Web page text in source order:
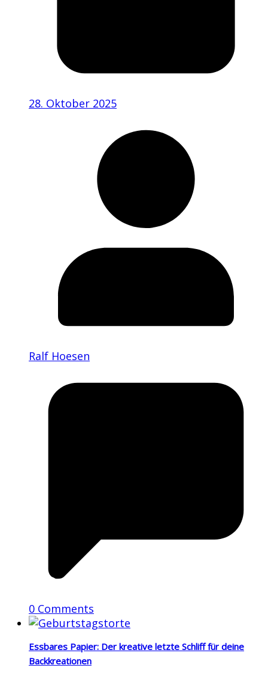
28. Oktober 2025
Ralf Hoesen
0 Comments
Essbares Papier: Der kreative letzte Schliff für deine
Backkreationen